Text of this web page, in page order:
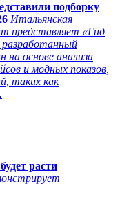
подборку
Итальянская
представляет «Гид
разработанный
на основе анализа
и модных показов,
таких как
расти